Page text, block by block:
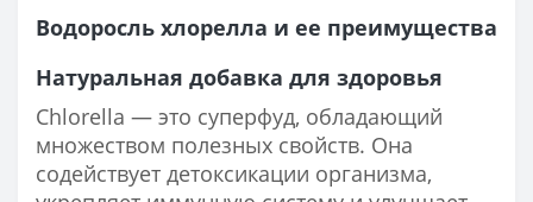
Водоросль хлорелла и ее преимущества
Натуральная добавка для здоровья
Chlorella — это суперфуд, обладающий
множеством полезных свойств. Она
содействует детоксикации организма,